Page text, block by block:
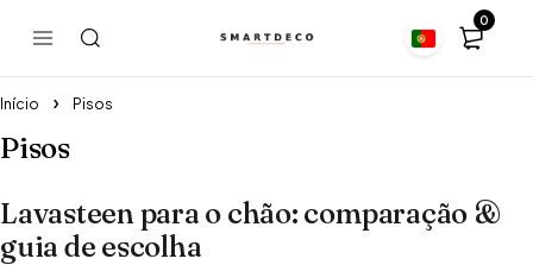
0
Início Pisos
Pisos
Lavasteen para o chão: comparação &
guia de escolha